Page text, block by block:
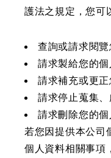
護法之規定，您可
查詢或請求閱覽
請求製給您的個
請求補充或更正
請求停止蒐集、
請求刪除您的個
若您因提供本公司
個人資料相關事項